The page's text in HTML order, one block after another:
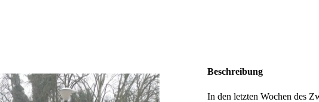
Beschreibung
In den letzten Wochen des